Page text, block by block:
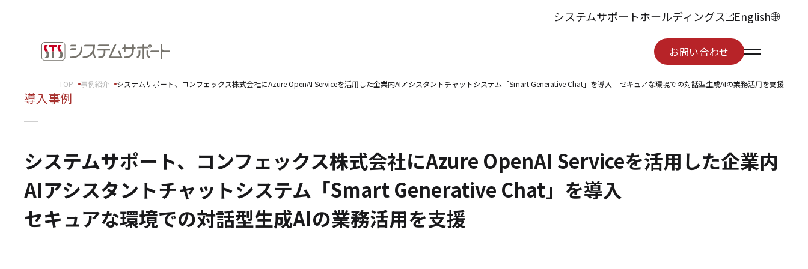
お問い合わせ
ソリューション・プロダクト
トップメッセージ
会社概要
サステナビリティ
環境（E）
ガバナンス（G）
システムサポート胡蝶蘭オンライン
ショップ
お問い合わせ
システムサポートホールディングス English
TOP 事例紹介 システムサポート、コンフェックス株式会社にAzure OpenAI Serviceを活用した企業内AIアシスタントチャットシステム「Smart Generative Chat」を導入 セキュアな環境での対話型生成AIの業務活用を支援
導入事例
システムサポート、コンフェックス株式会社にAzure OpenAI Serviceを活用した企業内
AIアシスタントチャットシステム「Smart Generative Chat」を導入
セキュアな環境での対話型生成AIの業務活用を支援